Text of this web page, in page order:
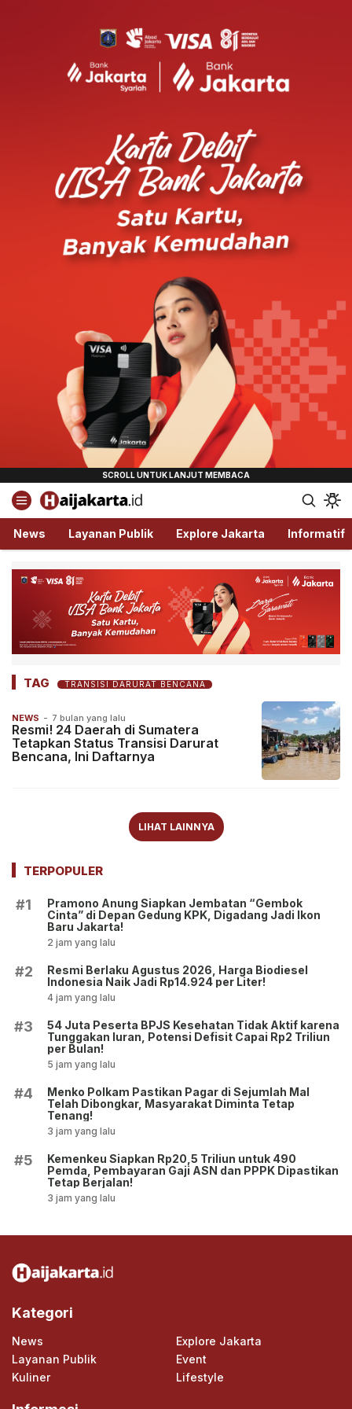
Haijakarta.id
Semua Tentang Jakarta Ada Disini!
News Layanan Publik Explore Jakarta Informatif
TAG TRANSISI DARURAT BENCANA
NEWS - 7 bulan yang lalu
Resmi! 24 Daerah di Sumatera
Tetapkan Status Transisi Darurat
Bencana, Ini Daftarnya
LIHAT LAINNYA
TERPOPULER
#1
Pramono Anung Siapkan Jembatan “Gembok
Cinta” di Depan Gedung KPK, Digadang Jadi Ikon
Baru Jakarta!
2 jam yang lalu
#2
Resmi Berlaku Agustus 2026, Harga Biodiesel
Indonesia Naik Jadi Rp14.924 per Liter!
4 jam yang lalu
#3
54 Juta Peserta BPJS Kesehatan Tidak Aktif karena
Tunggakan Iuran, Potensi Defisit Capai Rp2 Triliun
per Bulan!
5 jam yang lalu
#4
Menko Polkam Pastikan Pagar di Sejumlah Mal
Telah Dibongkar, Masyarakat Diminta Tetap
Tenang!
3 jam yang lalu
#5
Kemenkeu Siapkan Rp20,5 Triliun untuk 490
Pemda, Pembayaran Gaji ASN dan PPPK Dipastikan
Tetap Berjalan!
3 jam yang lalu
Kategori
News
Explore Jakarta
Layanan Publik
Event
Kuliner
Lifestyle